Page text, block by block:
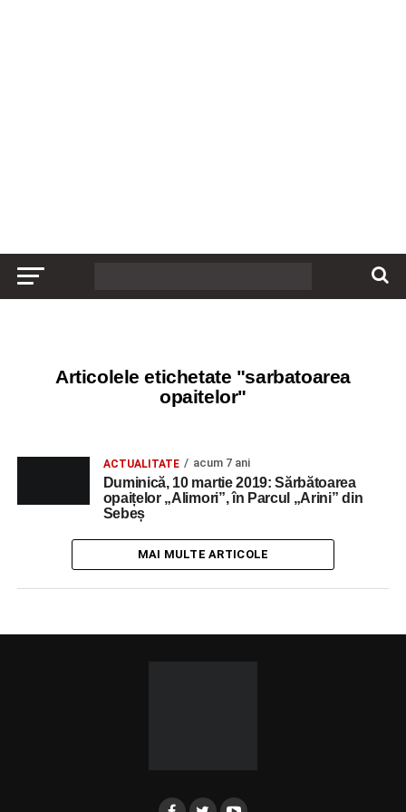
Articolele etichetate "sarbatoarea
opaitelor"
ACTUALITATE acum 7 ani
Duminică, 10 martie 2019: Sărbătoarea
opaițelor „Alimori”, în Parcul „Arini” din
Sebeș
MAI MULTE ARTICOLE